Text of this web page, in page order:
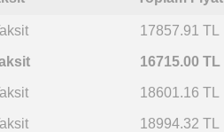
17857.91 TL
16715.00 TL
18601.16 TL
18994.32 TL